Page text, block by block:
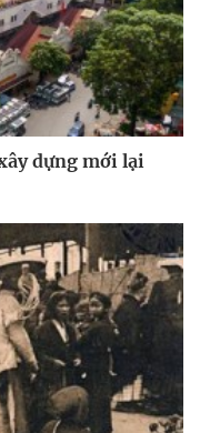
dựng mới lại